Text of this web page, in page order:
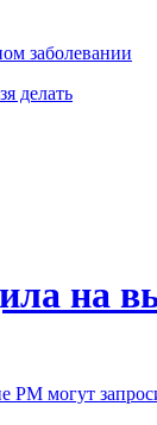
заболевании
делать
на
РМ могут